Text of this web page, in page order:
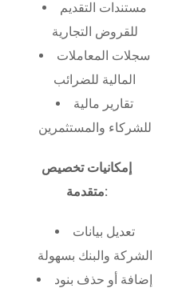
مستندات التقديم
للقروض التجارية
سجلات المعاملات
المالية للضرائب
تقارير مالية
للشركاء والمستثمرين
إمكانيات تخصيص
متقدمة:
تعديل بيانات
الشركة والبنك بسهولة
إضافة أو حذف بنود